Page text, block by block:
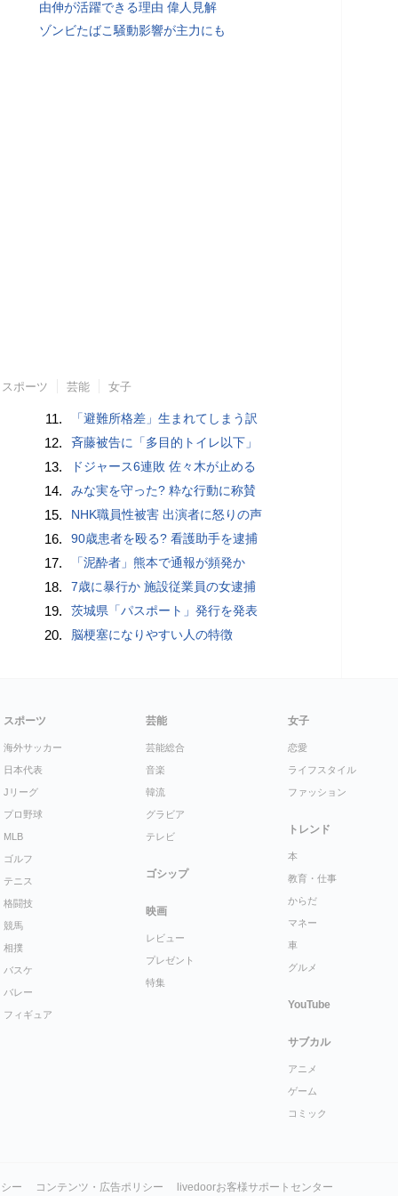
由伸が活躍できる理由 偉人見解
ゾンビたばこ騒動影響が主力にも
スポーツ 芸能 女子
11. 「避難所格差」生まれてしまう訳
12. 斉藤被告に「多目的トイレ以下」
13. ドジャース6連敗 佐々木が止める
14. みな実を守った? 粋な行動に称賛
15. NHK職員性被害 出演者に怒りの声
16. 90歳患者を殴る? 看護助手を逮捕
17. 「泥酔者」熊本で通報が頻発か
18. 7歳に暴行か 施設従業員の女逮捕
19. 茨城県「パスポート」発行を発表
20. 脳梗塞になりやすい人の特徴
スポーツ
海外サッカー
日本代表
Jリーグ
プロ野球
MLB
ゴルフ
テニス
格闘技
競馬
相撲
バスケ
バレー
フィギュア
芸能
芸能総合
音楽
韓流
グラビア
テレビ
ゴシップ
映画
レビュー
プレゼント
特集
女子
恋愛
ライフスタイル
ファッション
トレンド
本
教育・仕事
からだ
マネー
車
グルメ
YouTube
サブカル
アニメ
ゲーム
コミック
ー コンテンツ・広告ポリシー livedoorお客様サポートセンター